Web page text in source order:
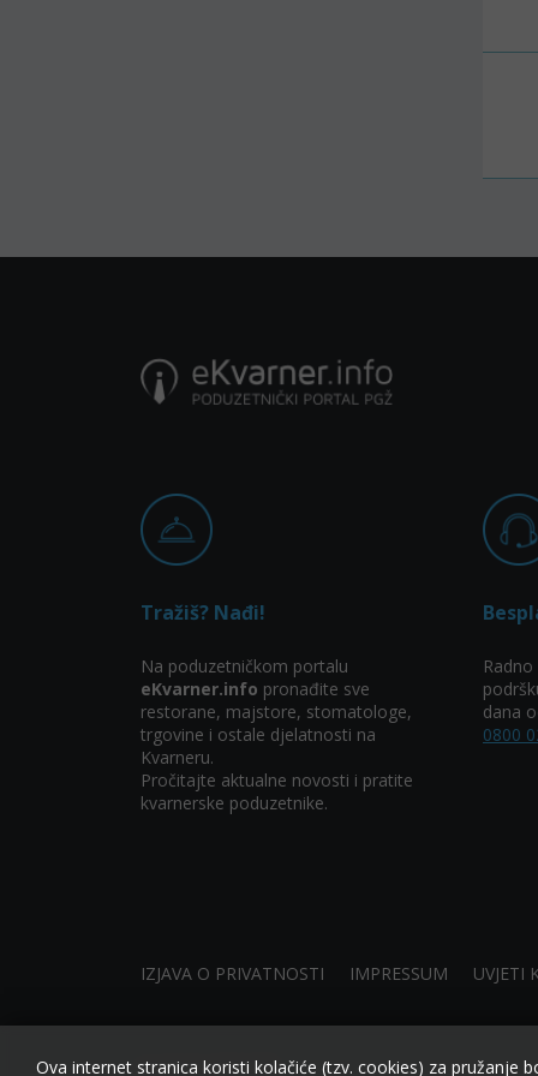
Tražiš? Nađi!
Na poduzetničkom portalu
eKvarner.info pronađite sve
restorane, majstore, stomatologe,
trgovine i ostale djelatnosti na
Kvarneru.
Pročitajte aktualne novosti i pratite
kvarnerske poduzetnike.
dana
0800
IZJAVA O PRIVATNOSTI IMPRESSUM UVJETI
made by NIVAGO
Ova internet stranica koristi kolačiće (tzv. cookies) za pružanje